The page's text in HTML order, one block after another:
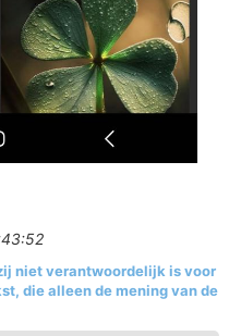
niet verantwoordelijk is voor
die alleen de mening van de